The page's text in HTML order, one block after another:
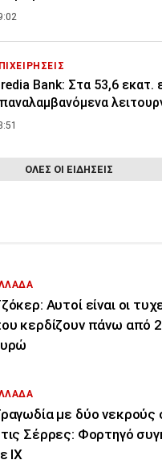
Bank: Στα 53,6 εκατ.
ΟΛΕΣ ΟΙ ΕΙΔΗΣΕΙΣ
Αυτοί είναι οι
κερδίζουν πάνω από
με δύο νεκρούς
Σέρρες: Φορτηγό
ΙΧ